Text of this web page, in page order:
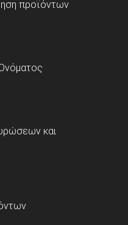
προϊόντων
και